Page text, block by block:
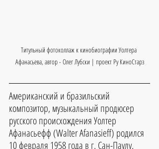
Титульный фотоколлаж к кинобиографии Уолтера
Афанасьева, автор - Олег Лубски | проект Ру КиноСтарз
Американский и бразильский
композитор, музыкальный продюсер
русского происхождения Уолтер
Афанасьефф (Walter Afanasieff) родился
10 февраля 1958 года в г. Сан-Паулу,